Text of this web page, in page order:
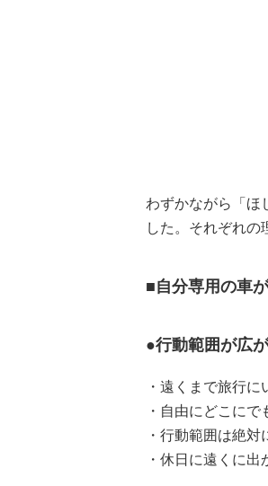
わずかながら「ほ
した。それぞれの
■自分専用の車
●行動範囲が広
・遠くまで旅行に
・自由にどこにで
・行動範囲は絶
・休日に遠くに